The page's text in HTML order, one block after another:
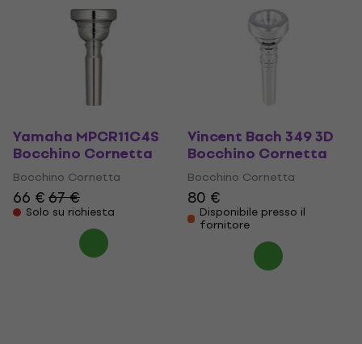
Yamaha MPCR11C4S
Bocchino Cornetta
Bocchino Cornetta
66 €67 €
Solo su richiesta
Vincent Bach 349 3D
Bocchino Cornetta
Bocchino Cornetta
80 €
Disponibile presso il
fornitore